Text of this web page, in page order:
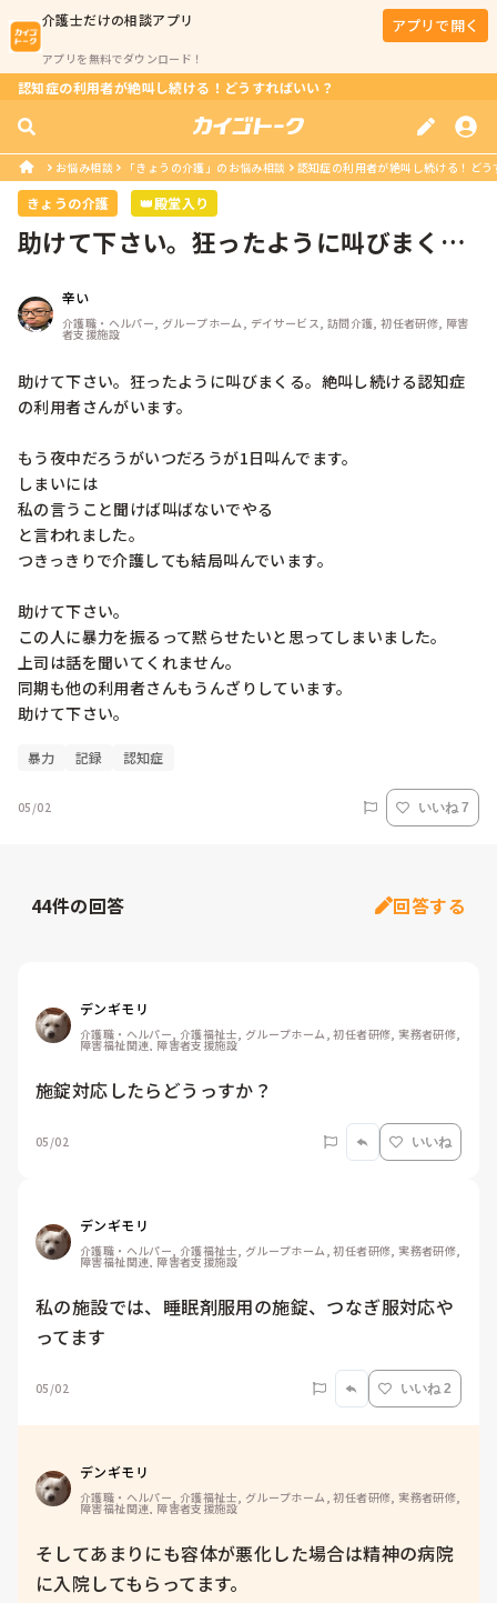
介護士だけの相談アプリ
アプリを無料でダウンロード！
アプリで開く
認知症の利用者が絶叫し続ける！どうすればいい？
お悩み相談 「きょうの介護」のお悩み相談 認知症の利用者が絶叫し続ける！ど
きょうの介護 👑殿堂入り
助けて下さい。狂ったように叫びまく
が...辛い
介護職・ヘルパー, グループホーム, デイサービス, 訪問介護, 初任者研修, 障害
者支援施設
助けて下さい。狂ったように叫びまくる。絶叫し続ける認知症
の利用者さんがいます。
もう夜中だろうがいつだろうが1日叫んでます。
しまいには
私の言うこと聞けば叫ばないでやる
と言われました。
つきっきりで介護しても結局叫んでいます。
助けて下さい。
この人に暴力を振るって黙らせたいと思ってしまいました。
上司は話を聞いてくれません。
同期も他の利用者さんもうんざりしています。
助けて下さい。
暴力 記録 認知症
05/02 いいね 7
44件の回答 回答する
デンギモリ
介護職・ヘルパー, 介護福祉士, グループホーム, 初任者研修, 実務者研修,
障害福祉関連, 障害者支援施設
施錠対応したらどうっすか？
05/02 いいね
デンギモリ
介護職・ヘルパー, 介護福祉士, グループホーム, 初任者研修, 実務者研修,
障害福祉関連, 障害者支援施設
私の施設では、睡眠剤服用の施錠、つなぎ服対応や
ってます
05/02 いいね 2
デンギモリ
介護職・ヘルパー, 介護福祉士, グループホーム, 初任者研修, 実務者研修,
障害福祉関連, 障害者支援施設
そしてあまりにも容体が悪化した場合は精神の病院
に入院してもらってます。